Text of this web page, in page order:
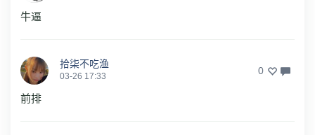
牛逼
拾柒不吃渔
03-26 17:33 0
前排